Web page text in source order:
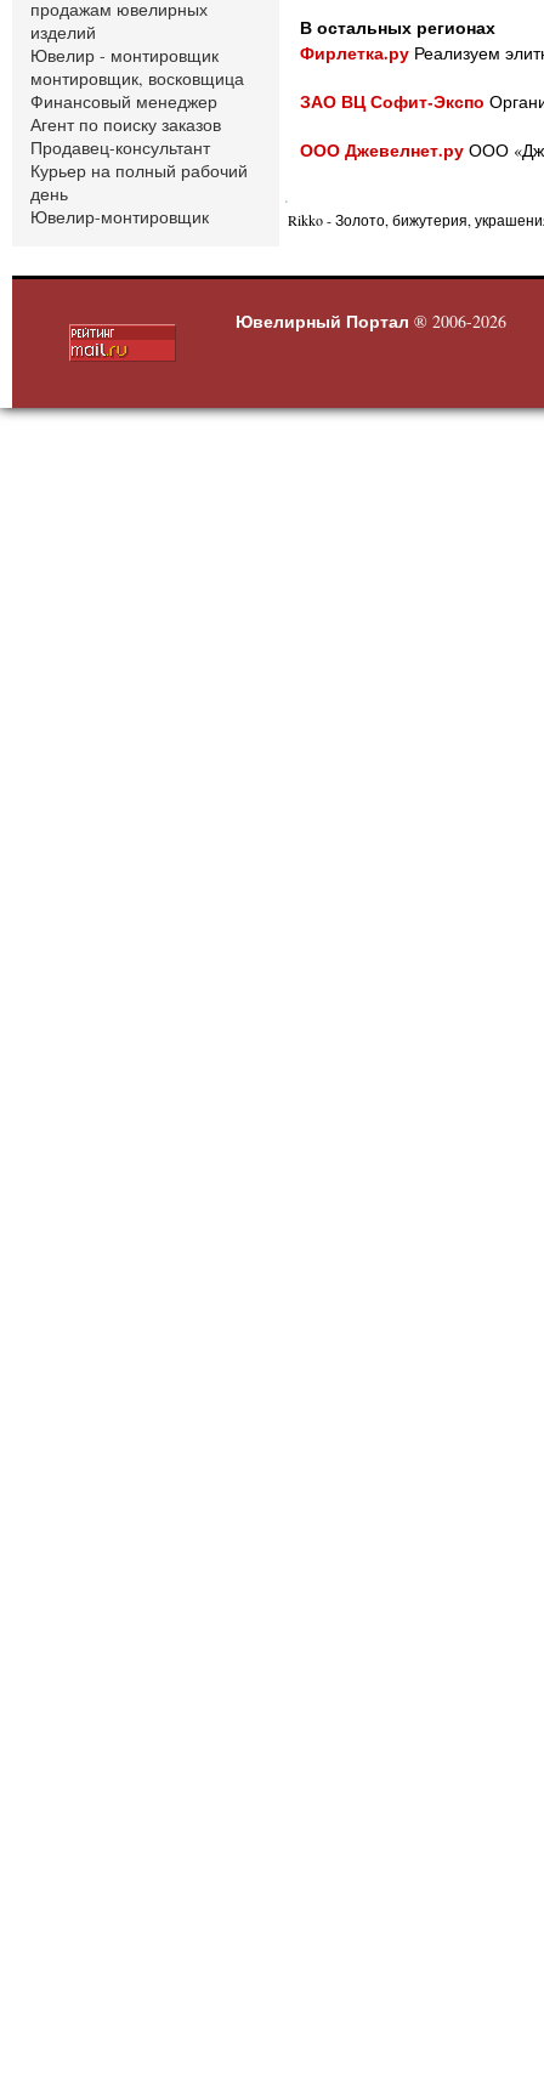
продажам ювелирных
изделий
Ювелир - монтировщик
монтировщик, восковщица
Финансовый менеджер
Агент по поиску заказов
Продавец-консультант
Курьер на полный рабочий
день
Ювелир-монтировщик
В остальных регионах
Фирлетка.ру Реализуем
ЗАО ВЦ Софит-Экспо
ООО Джевелнет.ру ООО
Rikko - Золото, бижутерия,
Ювелирный Портал ® 2006-2026